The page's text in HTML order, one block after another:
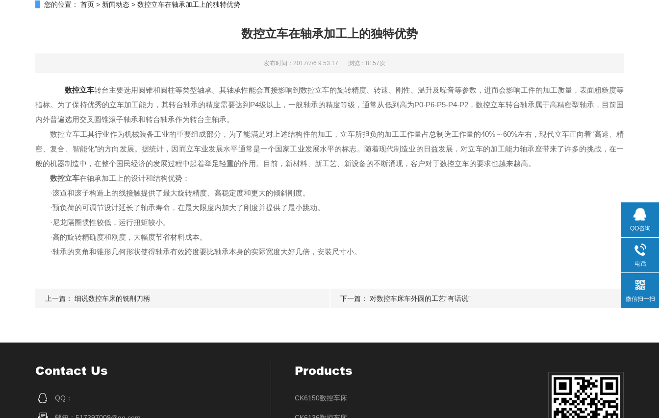
您的位置： 首页 > 新闻动态 > 数控立车在轴承加工上的独特优势
数控立车在轴承加工上的独特优势
发布时间：2017/7/6 9:53:17 浏览：8157次
数控立车转台主要选用圆锥和圆柱等类型轴承。其轴承性能会直接影响到数控立车的旋转精度、转速、刚性、温升及噪音等参数，进而会影响工件的加工质量，表面粗糙度等
指标。为了保持优秀的立车加工能力，其转台轴承的精度需要达到P4级以上，一般轴承的精度等级，通常从低到高为P0-P6-P5-P4-P2，数控立车转台轴承属于高精密型轴承，目前国
内外普遍选用交叉圆锥滚子轴承和转台轴承作为转台主轴承。
数控立车工具行业作为机械装备工业的重要组成部分，为了能满足对上述结构件的加工，立车所担负的加工工作量占总制造工作量的40%～60%左右，现代立车正向着“高速、精
密、复合、智能化”的方向发展。据统计，因而立车业发展水平通常是一个国家工业发展水平的标志。随着现代制造业的日益发展，对立车的加工能力轴承座带来了许多的挑战，在一
般的机器制造中，在整个国民经济的发展过程中起着举足轻重的作用。目前，新材料、新工艺、新设备的不断涌现，客户对于数控立车的要求也越来越高。
数控立车在轴承加工上的设计和结构优势：
·滚道和滚子构造上的线接触提供了最大旋转精度、高稳定度和更大的倾斜刚度。
·预负荷的可调节设计延长了轴承寿命，在最大限度内加大了刚度并提供了最小跳动。
·尼龙隔圈惯性较低，运行扭矩较小。
·高的旋转精确度和刚度，大幅度节省材料成本。
·轴承的夹角和锥形几何形状使得轴承有效跨度要比轴承本身的实际宽度大好几倍，安装尺寸小。
上一篇： 细说数控车床的铣削刀柄 下一篇： 对数控车床车外圆的工艺“有话说”
Contact Us
QQ：
Products
CK6150数控车床
QQ咨询
电话
微信扫一扫